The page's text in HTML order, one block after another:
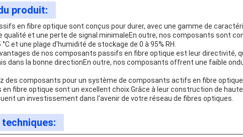
produit:
en fibre optique sont conçus pour durer, avec une gamme de
qualité et une perte de signal minimaleEn outre, nos composants sont
et une plage d'humidité de stockage de 0 à 95% RH.
de nos composants passifs en fibre optique est leur directivité,
dans la bonne directionEn outre, nos composants offrent une faible
des composants pour un système de composants actifs en fibre
fibre optique sont un excellent choix.Grâce à leur construction de
un investissement dans l'avenir de votre réseau de fibres optiques.